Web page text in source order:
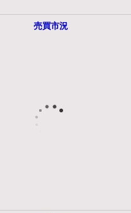
売買市況